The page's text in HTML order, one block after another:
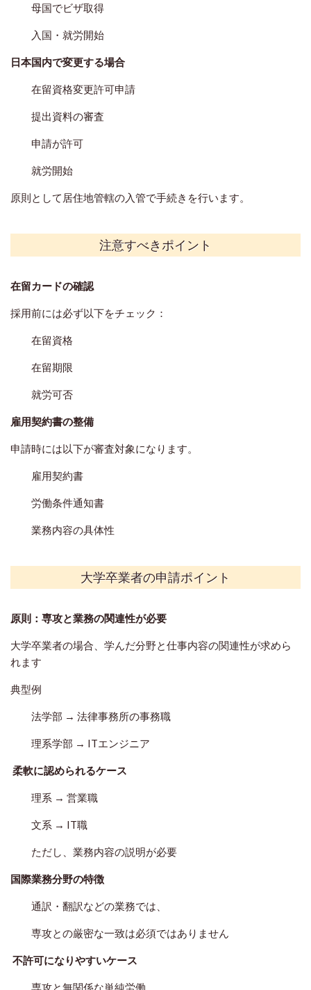
母国でビザ取得
入国・就労開始
日本国内で変更する場合
在留資格変更許可申請
提出資料の審査
申請が許可
就労開始
原則として居住地管轄の入管で手続きを行います。
注意すべきポイント
在留カードの確認
採用前には必ず以下をチェック：
在留資格
在留期限
就労可否
雇用契約書の整備
申請時には以下が審査対象になります。
雇用契約書
労働条件通知書
業務内容の具体性
大学卒業者の申請ポイント
原則：専攻と業務の関連性が必要
大学卒業者の場合、学んだ分野と仕事内容の関連性が求めら
れます
典型例
法学部 → 法律事務所の事務職
理系学部 → ITエンジニア
柔軟に認められるケース
理系 → 営業職
文系 → IT職
ただし、業務内容の説明が必要
国際業務分野の特徴
通訳・翻訳などの業務では、
専攻との厳密な一致は必須ではありません
不許可になりやすいケース
専攻と無関係な単純労働